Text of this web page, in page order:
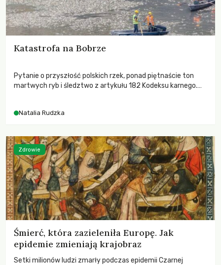
Katastrofa na Bobrze
Pytanie o przyszłość polskich rzek, ponad piętnaście ton
martwych ryb i śledztwo z artykułu 182 Kodeksu karnego.
zdarzeń prowadzących do biologicznej śmierci rzeki.
Natalia Rudzka
Śmierć, która zazieleniła Europę. Jak
epidemie zmieniają krajobraz
Setki milionów ludzi zmarły podczas epidemii Czarnej
Zdrowie